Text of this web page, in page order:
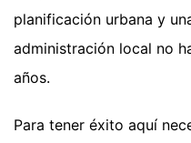
planificación urbana y
administración local no
años.
Para tener éxito aquí